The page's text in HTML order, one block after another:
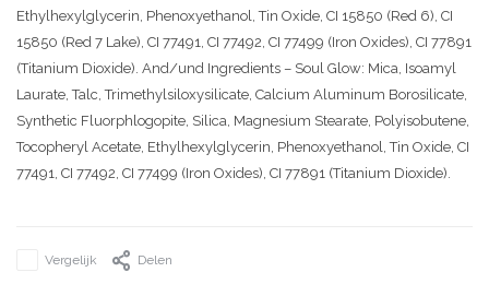
Ethylhexylglycerin, Phenoxyethanol, Tin Oxide, CI 15850 (Red 6), CI
15850 (Red 7 Lake), CI 77491, CI 77492, CI 77499 (Iron Oxides), CI 77891
(Titanium Dioxide). And/und Ingredients – Soul Glow: Mica, Isoamyl
Laurate, Talc, Trimethylsiloxysilicate, Calcium Aluminum Borosilicate,
Synthetic Fluorphlogopite, Silica, Magnesium Stearate, Polyisobutene,
Tocopheryl Acetate, Ethylhexylglycerin, Phenoxyethanol, Tin Oxide, CI
77491, CI 77492, CI 77499 (Iron Oxides), CI 77891 (Titanium Dioxide).
Vergelijk Delen